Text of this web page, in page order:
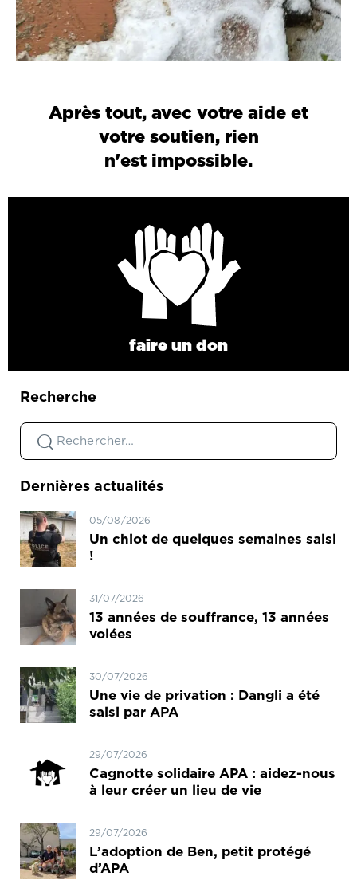
Après tout, avec votre aide et
votre soutien, rien
n'est impossible.
faire un don
Recherche
Dernières actualités
05/08/2026
Un chiot de quelques semaines saisi
!
31/07/2026
13 années de souffrance, 13 années
volées
30/07/2026
Une vie de privation : Dangli a été
saisi par APA
29/07/2026
Cagnotte solidaire APA : aidez-nous
à leur créer un lieu de vie
29/07/2026
L’adoption de Ben, petit protégé
d’APA